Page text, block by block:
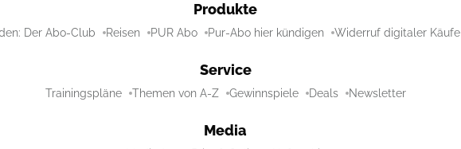
Produkte
Der Abo-Club Reisen PUR Abo Pur-Abo hier kündigen Widerruf digitaler Käufe
Service
Trainingspläne Themen von A-Z Gewinnspiele Deals Newsletter
Media